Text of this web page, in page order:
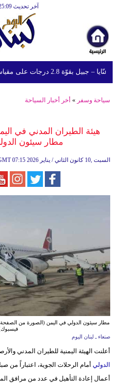
آخر تحديث GMT10:25:09
2.8 درجات على مقياس ريختر
سياحة وسفر » أخر أخبار السياحة
هيئة الطيران المدني في
مطار سيئون
07:15 2026 السبت ,10 كانون الثاني / يناير
مطار سيئون الدولي في اليمن (الصورة من الصفحة
صنعاء ـ لبنان اليوم
أعلنت الهيئة اليمنية للطيران المدني
الدولي أمام الرحلات الجوية، اعتباراً من
أعمال إعادة التأهيل في عدد من مرافق